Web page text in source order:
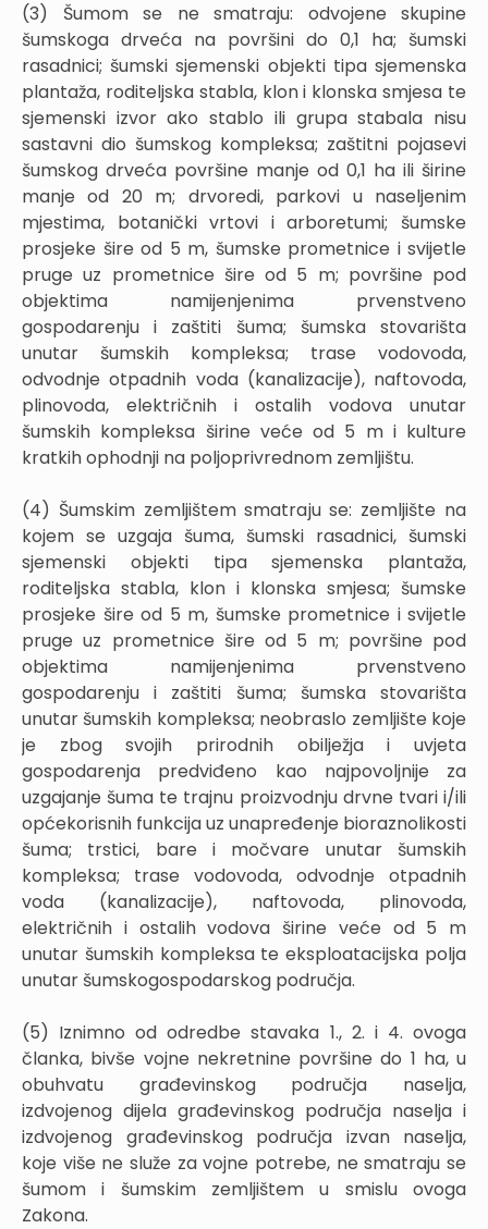
(3) Šumom se ne smatraju: odvojene skupine
šumskoga drveća na površini do 0,1 ha; šumski
rasadnici; šumski sjemenski objekti tipa sjemenska
plantaža, roditeljska stabla, klon i klonska smjesa te
sjemenski izvor ako stablo ili grupa stabala nisu
sastavni dio šumskog kompleksa; zaštitni pojasevi
šumskog drveća površine manje od 0,1 ha ili širine
manje od 20 m; drvoredi, parkovi u naseljenim
mjestima, botanički vrtovi i arboretumi; šumske
prosjeke šire od 5 m, šumske prometnice i svijetle
pruge uz prometnice šire od 5 m; površine pod
objektima namijenjenima prvenstveno
gospodarenju i zaštiti šuma; šumska stovarišta
unutar šumskih kompleksa; trase vodovoda,
odvodnje otpadnih voda (kanalizacije), naftovoda,
plinovoda, električnih i ostalih vodova unutar
šumskih kompleksa širine veće od 5 m i kulture
kratkih ophodnji na poljoprivrednom zemljištu.
(4) Šumskim zemljištem smatraju se: zemljište na
kojem se uzgaja šuma, šumski rasadnici, šumski
sjemenski objekti tipa sjemenska plantaža,
roditeljska stabla, klon i klonska smjesa; šumske
prosjeke šire od 5 m, šumske prometnice i svijetle
pruge uz prometnice šire od 5 m; površine pod
objektima namijenjenima prvenstveno
gospodarenju i zaštiti šuma; šumska stovarišta
unutar šumskih kompleksa; neobraslo zemljište koje
je zbog svojih prirodnih obilježja i uvjeta
gospodarenja predviđeno kao najpovoljnije za
uzgajanje šuma te trajnu proizvodnju drvne tvari i/ili
općekorisnih funkcija uz unapređenje bioraznolikosti
šuma; trstici, bare i močvare unutar šumskih
kompleksa; trase vodovoda, odvodnje otpadnih
voda (kanalizacije), naftovoda, plinovoda,
električnih i ostalih vodova širine veće od 5 m
unutar šumskih kompleksa te eksploatacijska polja
unutar šumskogospodarskog područja.
(5) Iznimno od odredbe stavaka 1., 2. i 4. ovoga
članka, bivše vojne nekretnine površine do 1 ha, u
obuhvatu građevinskog područja naselja,
izdvojenog dijela građevinskog područja naselja i
izdvojenog građevinskog područja izvan naselja,
koje više ne služe za vojne potrebe, ne smatraju se
šumom i šumskim zemljištem u smislu ovoga
Zakona.